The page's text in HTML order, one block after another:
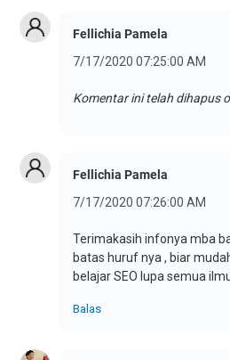
Fellichia Pamela
7/17/2020 07:25:00 AM
Komentar ini telah dihapus
Fellichia Pamela
7/17/2020 07:26:00 AM
Terimakasih infonya mba
batas huruf nya , biar
belajar SEO lupa semua
Balas